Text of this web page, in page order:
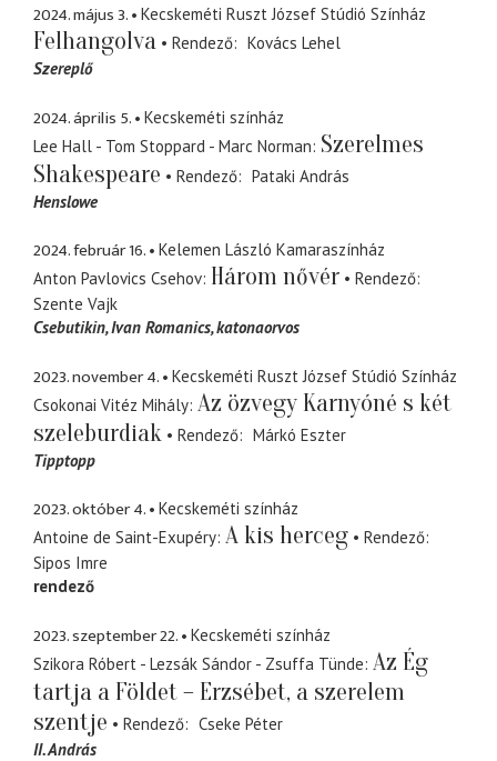
2024. május 3. Kecskeméti Ruszt József Stúdió Színház
Felhangolva Rendező
Kovács Lehel
Szereplő
2024. április 5.
Kecskeméti színház
Lee Hall - Tom Stoppard - Marc Norman Szerelmes
Shakespeare
Rendező
Pataki András
Henslowe
2024. február 16.
Kelemen László Kamaraszínház
Anton Pavlovics Csehov Három nővér
Rendező
Szente Vajk
Csebutikin, Ivan Romanics katonaorvos
2023. november 4.
Kecskeméti Ruszt József Stúdió Színház
Csokonai Vitéz Mihály Az özvegy Karnyóné s két
szeleburdiak
Rendező
Márkó Eszter
Tipptopp
2023. október 4.
Kecskeméti színház
Antoine de Saint-Exupéry A kis herceg
Rendező
Sipos Imre
rendező
2023. szeptember 22.
Kecskeméti színház
Szikora Róbert - Lezsák Sándor - Zsuffa Tünde Az Ég
tartja a Földet – Erzsébet, a szerelem
szentje
Rendező
Cseke Péter
II. András